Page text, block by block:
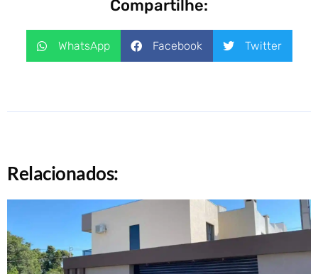
Compartilhe:
WhatsApp Facebook Twitter
Relacionados: